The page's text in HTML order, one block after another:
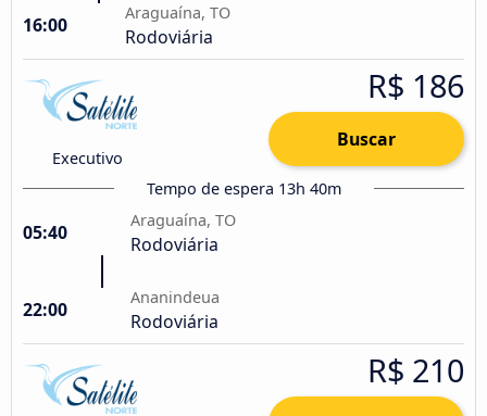
16:00
Araguaína, TO
Rodoviária
Executivo
R$ 186
Buscar
Tempo de espera 13h 40m
05:40
Araguaína, TO
Rodoviária
22:00
Ananindeua
Rodoviária
R$ 210